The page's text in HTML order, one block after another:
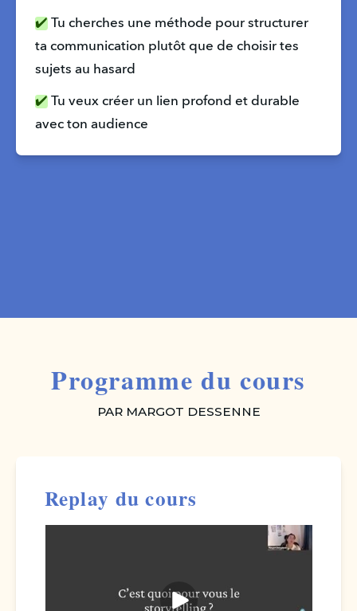
✔️ Tu cherches une méthode pour structurer
ta communication plutôt que de choisir tes
sujets au hasard
✔️ Tu veux créer un lien profond et durable
avec ton audience
Programme du cours
PAR MARGOT DESSENNE
Replay du cours